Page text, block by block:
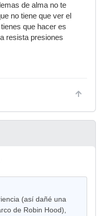
de alma no te
no tiene que ver el
que hacer es
resista presiones
(así dañé una
de Robin Hood),